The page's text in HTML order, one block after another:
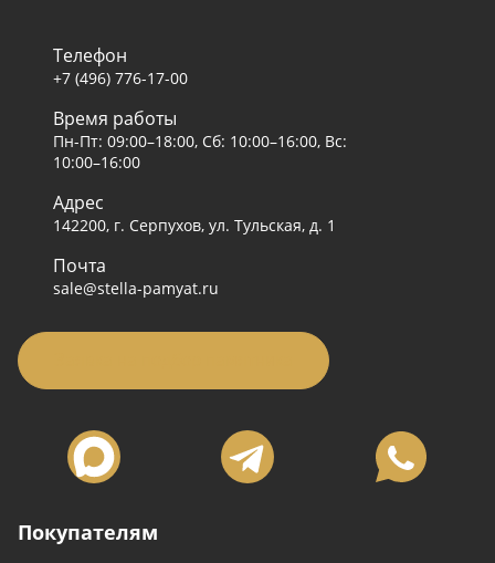
Покупателям
Телефон
+7 (496) 776-17-00
Время работы
Пн-Пт: 09:00–18:00, Сб: 10:00–16:00, Вс:
10:00–16:00
Адрес
142200, г. Серпухов, ул. Тульская, д. 1
Почта
sale@stella-pamyat.ru